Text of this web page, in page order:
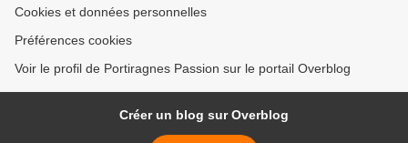
Cookies et données personnelles
Préférences cookies
Voir le profil de Portiragnes Passion sur le portail Overblog
Créer un blog sur Overblog